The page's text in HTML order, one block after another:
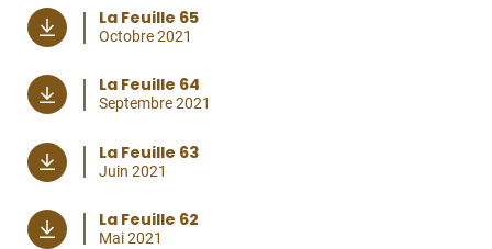
La Feuille 65
Octobre 2021
La Feuille 64
Septembre 2021
La Feuille 63
Juin 2021
La Feuille 62
Mai 2021